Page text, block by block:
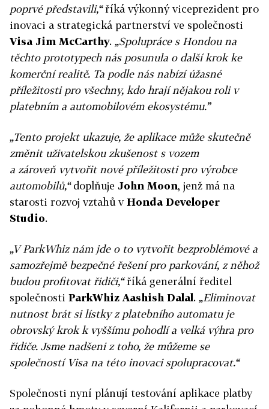
poprvé představili,“říká výkonný viceprezident pro
inovaci a strategická partnerství ve společnosti
Visa Jim McCarthy. „Spolupráce s Hondou na
těchto prototypech nás posunula o další krok ke
komerční realitě. Ta podle nás nabízí úžasné
příležitosti pro všechny, kdo hrají nějakou roli v
platebním a automobilovém ekosystému.”
„Tento projekt ukazuje, že aplikace může skutečně
změnit uživatelskou zkušenost s vozem
a zároveň vytvořit nové příležitosti pro výrobce
automobilů,“doplňuje John Moon, jenž má na
starosti rozvoj vztahů vHonda Developer
Studio.
„V ParkWhiz nám jde o to vytvořit bezproblémové a
samozřejmě bezpečné řešení pro parkování, z něhož
budou profitovat řidiči,“říká generální ředitel
společnosti ParkWhiz Aashish Dalal. „Eliminovat
nutnost brát si lístky z platebního automatu je
obrovský krok k vyššímu pohodlí a velká výhra pro
řidiče. Jsme nadšeni z toho, že můžeme se
společností Visa na této inovaci spolupracovat.“
Společnosti nyní plánují testování aplikace platby